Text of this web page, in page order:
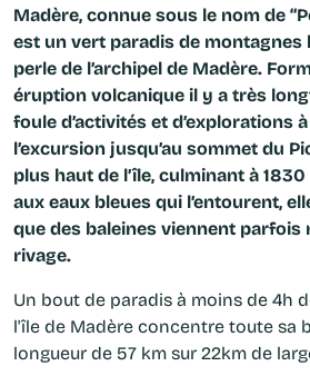
Madère, connue sous le nom de
est un vert paradis de montagnes
perle de l’archipel de Madère.
éruption volcanique il y a très
foule d’activités et d’explorations
l’excursion jusqu’au sommet du
plus haut de l’île, culminant à
aux eaux bleues qui l’entourent,
que des baleines viennent
rivage.
Un bout de paradis à moins de 4h
l'île de Madèreconcentre toute sa
longueur de 57 km sur 22km de